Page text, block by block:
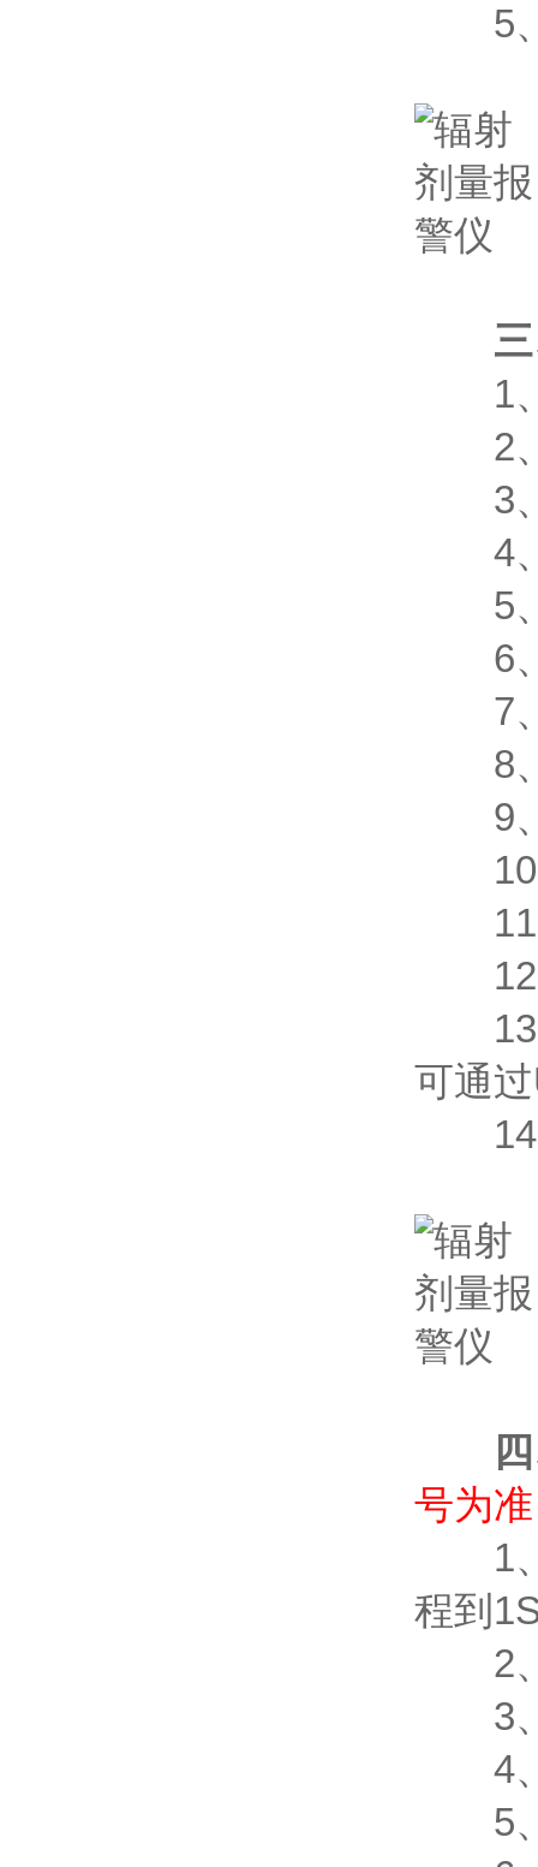
5、
1、
2、
3、
4、
5、
6、
7、
8、
9、
10、
11、
12
13、
可通
14
号为
1、
程到
2、
3、
4、
5、